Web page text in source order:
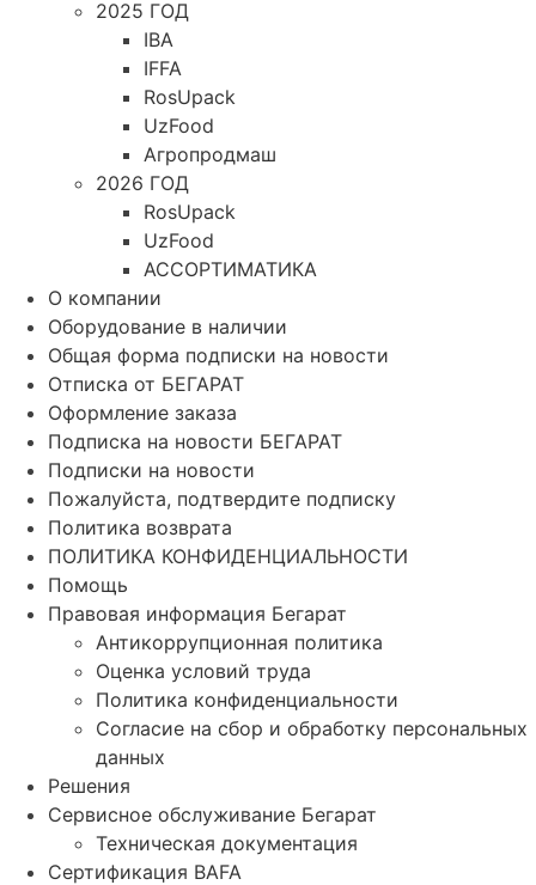
2025 ГОД
IBA
IFFA
RosUpack
UzFood
Агропродмаш
2026 ГОД
RosUpack
UzFood
АССОРТИМАТИКА
О компании
Оборудование в наличии
Общая форма подписки на новости
Отписка от БЕГАРАТ
Оформление заказа
Подписка на новости БЕГАРАТ
Подписки на новости
Пожалуйста, подтвердите подписку
Политика возврата
ПОЛИТИКА КОНФИДЕНЦИАЛЬНОСТИ
Помощь
Правовая информация Бегарат
Антикоррупционная политика
Оценка условий труда
Политика конфиденциальности
Согласие на сбор и обработку персональных
данных
Решения
Сервисное обслуживание Бегарат
Техническая документация
Сертификация BAFA